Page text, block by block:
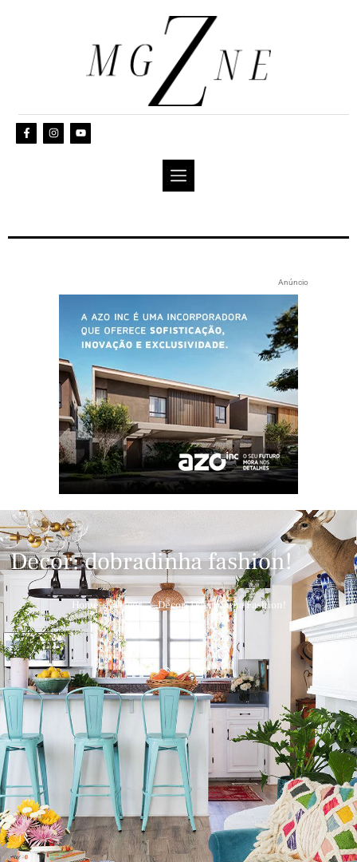
Anúncio
Decor: dobradinha fashion!
Home Decor Decor: Dobradinha Fashion!